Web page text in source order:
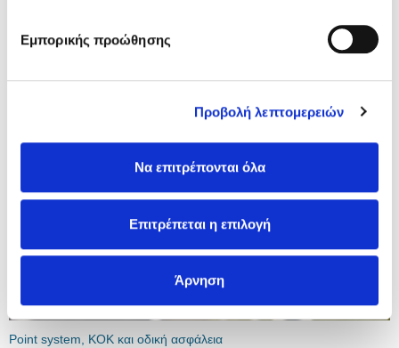
Εμπορικής προώθησης
Προβολή λεπτομερειών
Να επιτρέπονται όλα
Επιτρέπεται η επιλογή
Άρνηση
Point system, ΚΟΚ και οδική ασφάλεια